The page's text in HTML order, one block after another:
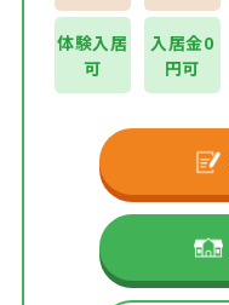
体験入居
可
入居金0
円可